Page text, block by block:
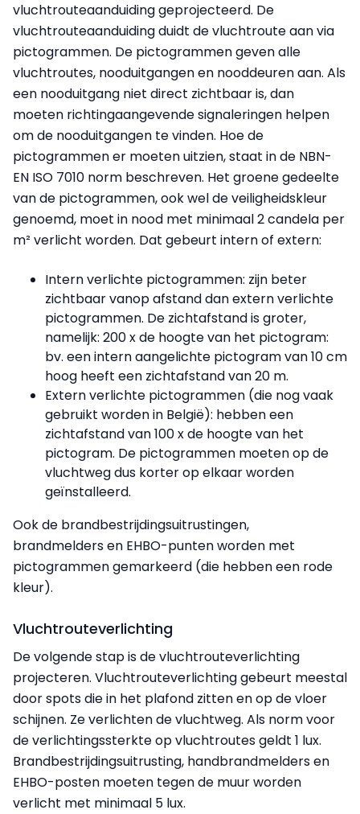
vluchtrouteaanduiding geprojecteerd. De
vluchtrouteaanduiding duidt de vluchtroute aan via
pictogrammen. De pictogrammen geven alle
vluchtroutes, nooduitgangen en nooddeuren aan. Als
een nooduitgang niet direct zichtbaar is, dan
moeten richtingaangevende signaleringen helpen
om de nooduitgangen te vinden. Hoe de
pictogrammen er moeten uitzien, staat in de NBN-
EN ISO 7010 norm beschreven. Het groene gedeelte
van de pictogrammen, ook wel de veiligheidskleur
genoemd, moet in nood met minimaal 2 candela per
m² verlicht worden. Dat gebeurt intern of extern:
Intern verlichte pictogrammen: zijn beter
zichtbaar vanop afstand dan extern verlichte
pictogrammen. De zichtafstand is groter,
namelijk: 200 x de hoogte van het pictogram:
bv. een intern aangelichte pictogram van 10 cm
hoog heeft een zichtafstand van 20 m.
Extern verlichte pictogrammen (die nog vaak
gebruikt worden in België): hebben een
zichtafstand van 100 x de hoogte van het
pictogram. De pictogrammen moeten op de
vluchtweg dus korter op elkaar worden
geïnstalleerd.
Ook de brandbestrijdingsuitrustingen,
brandmelders en EHBO-punten worden met
pictogrammen gemarkeerd (die hebben een rode
kleur).
Vluchtrouteverlichting
De volgende stap is de vluchtrouteverlichting
projecteren. Vluchtrouteverlichting gebeurt meestal
door spots die in het plafond zitten en op de vloer
schijnen. Ze verlichten de vluchtweg. Als norm voor
de verlichtingssterkte op vluchtroutes geldt 1 lux.
Brandbestrijdingsuitrusting, handbrandmelders en
EHBO-posten moeten tegen de muur worden
verlicht met minimaal 5 lux.